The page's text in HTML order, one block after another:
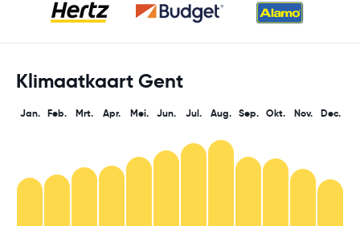
Klimaatkaart Gent
Jan. Feb. Mrt. Apr. Mei. Jun. Jul. Aug. Sep. Okt. Nov. Dec.